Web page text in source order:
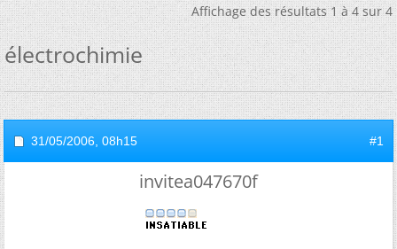
Affichage des résultats 1 à 4 sur 4
électrochimie
31/05/2006, 08h15 #1
invitea047670f